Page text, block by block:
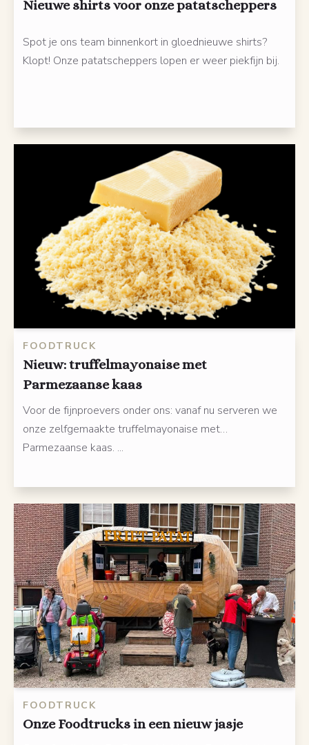
Nieuwe shirts voor onze patatscheppers
Spot je ons team binnenkort in gloednieuwe shirts?
Klopt! Onze patatscheppers lopen er weer piekfijn bij.
FOODTRUCK
Nieuw: truffelmayonaise met
Parmezaanse kaas
Voor de fijnproevers onder ons: vanaf nu serveren we
onze zelfgemaakte truffelmayonaise met…
Parmezaanse kaas. ...
FOODTRUCK
Onze Foodtrucks in een nieuw jasje